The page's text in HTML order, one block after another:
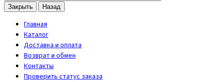
Закрыть Назад
Главная
Каталог
Доставка и оплата
Возврат и обмен
Контакты
Проверить статус заказа